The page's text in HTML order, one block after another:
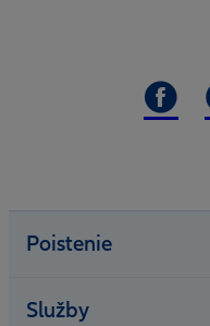
Poistenie
Služby